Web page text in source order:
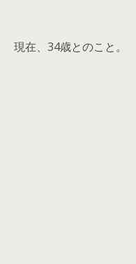
現在、34歳とのこと。